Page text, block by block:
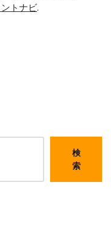
トナビ.
検
索